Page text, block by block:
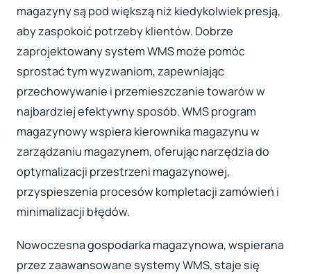
magazyny są pod większą niż kiedykolwiek presją,
aby zaspokoić potrzeby klientów. Dobrze
zaprojektowany system WMS może pomóc
sprostać tym wyzwaniom, zapewniając
przechowywanie i przemieszczanie towarów w
najbardziej efektywny sposób. WMS program
magazynowy wspiera kierownika magazynu w
zarządzaniu magazynem, oferując narzędzia do
optymalizacji przestrzeni magazynowej,
przyspieszenia procesów kompletacji zamówień i
minimalizacji błędów.
Nowoczesna gospodarka magazynowa, wspierana
przez zaawansowane systemy WMS, staje się